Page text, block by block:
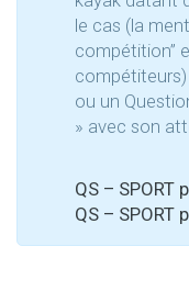
le cas (la
compétition”
compétiteurs)
ou un
» avec son
QS – SPORT
QS – SPORT